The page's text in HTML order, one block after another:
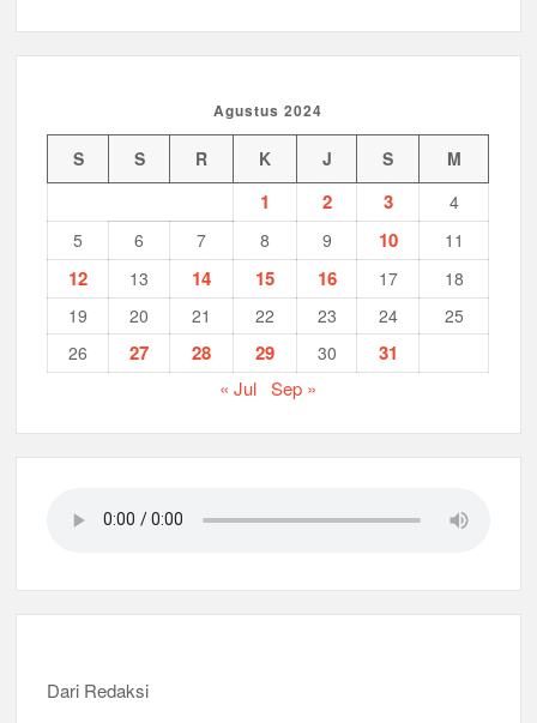
Agustus 2024
S S R K J S M
1 2 3
4
5
6 7 8 9 10 11
12 13 14 15 16 17
18
19
20 21 22 23 24
25
26
27 28 29 30 31
« Jul Sep »
Dari Redaksi